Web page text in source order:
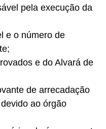
pela execução da
e o número de
e do Alvará de
de arrecadação
ao órgão